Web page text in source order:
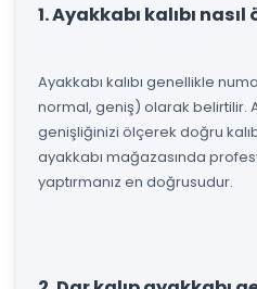
1. Ayakkabı kalıbı
Ayakkabı kalıbı genellikle
normal, geniş) olarak belirtilir.
genişliğinizi ölçerek doğru
ayakkabı mağazasında
yaptırmanız en doğrusudur.